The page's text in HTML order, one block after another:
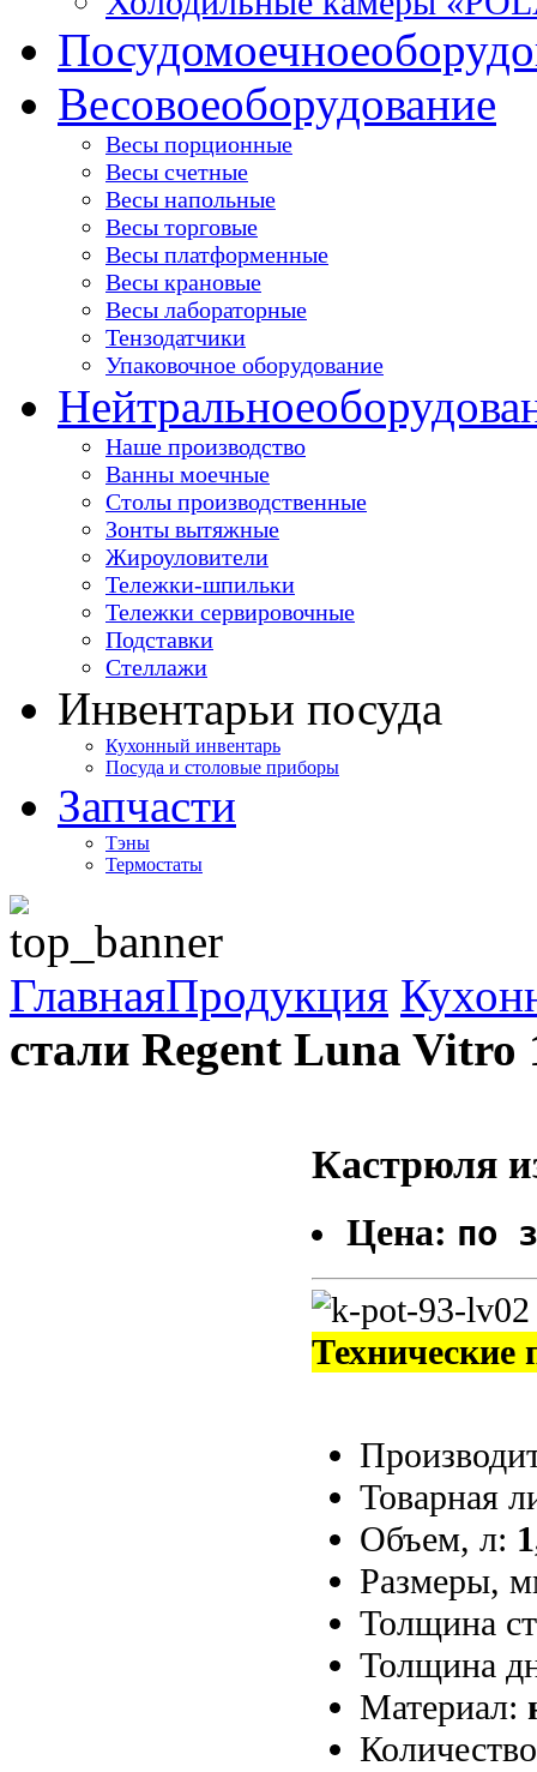
Посудомоечное
Весовоеоборудование
Весы порционные
Весы счетные
Весы напольные
Весы торговые
Весы платформенные
Весы крановые
Весы лабораторные
Тензодатчики
Упаковочное оборудование
Нейтральное
Наше производство
Ванны моечные
Столы производственные
Зонты вытяжные
Жироуловители
Тележки-шпильки
Тележки сервировочные
Подставки
Стеллажи
Инвентарьи посуда
Кухонный инвентарь
Посуда и столовые приборы
Запчасти
Тэны
Термостаты
ГлавнаяПродукция
стали Regent Luna Vitro
Кастрюля
Цена: по
Технические
Товарная
Объем, л:
Размеры,
Толщина
Толщина
Материал: